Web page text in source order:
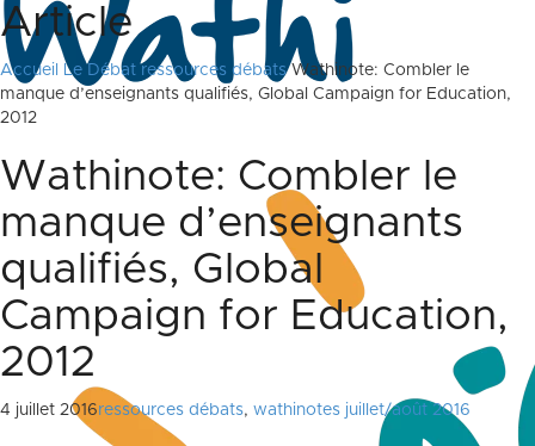
Article
Accueil Le Débat ressources débats Wathinote: Combler le
manque d’enseignants qualifiés, Global Campaign for Education,
2012
Wathinote: Combler le
manque d’enseignants
qualifiés, Global
Campaign for Education,
2012
4 juillet 2016ressources débats, wathinotes juillet/août 2016